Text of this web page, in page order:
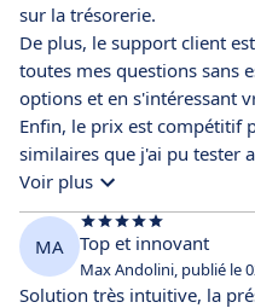
sur la trésorerie.
De plus, le support client
toutes mes questions sans
options et en s'intéressant
Enfin, le prix est compétitif
similaires que j'ai pu tester
Voir plus
MA Top et innovant
Max Andolini, publié le
Solution très intuitive, la